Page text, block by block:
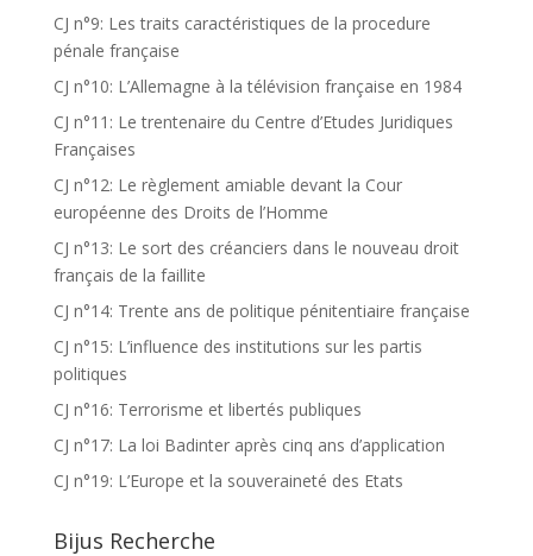
CJ n°9: Les traits caractéristiques de la procedure
pénale française
CJ n°10: L’Allemagne à la télévision française en 1984
CJ n°11: Le trentenaire du Centre d’Etudes Juridiques
Françaises
CJ n°12: Le règlement amiable devant la Cour
européenne des Droits de l’Homme
CJ n°13: Le sort des créanciers dans le nouveau droit
français de la faillite
CJ n°14: Trente ans de politique pénitentiaire française
CJ n°15: L’influence des institutions sur les partis
politiques
CJ n°16: Terrorisme et libertés publiques
CJ n°17: La loi Badinter après cinq ans d’application
CJ n°19: L’Europe et la souveraineté des Etats
Bijus Recherche